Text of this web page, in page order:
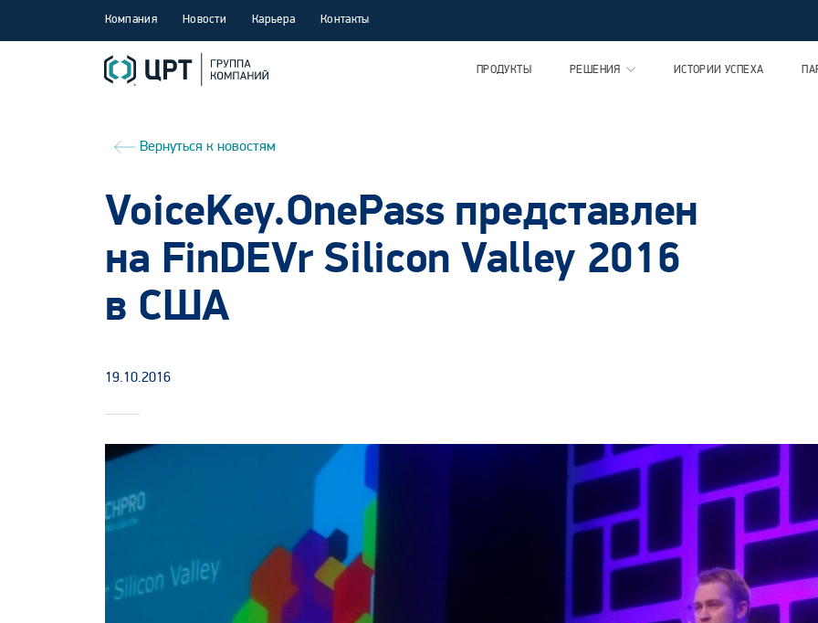
Компания Новости Карьера Контакты
ПРОДУКТЫ РЕШЕНИЯ ИСТОРИИ УСПЕХА
Вернуться к новостям
VoiceKey.OnePass представлен
на FinDEVr Silicon Valley 2016
в США
19.10.2016